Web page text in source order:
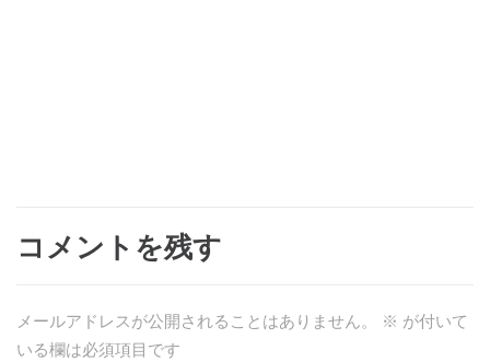
コメントを残す
メールアドレスが公開されることはありません。 ※ が付いて
いる欄は必須項目です